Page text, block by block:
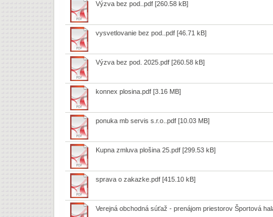
Výzva bez pod..pdf [260.58 kB]
vysvetlovanie bez pod..pdf [46.71 kB]
Výzva bez pod. 2025.pdf [260.58 kB]
konnex plosina.pdf [3.16 MB]
ponuka mb servis s.r.o..pdf [10.03 MB]
Kupna zmluva plošina 25.pdf [299.53 kB]
sprava o zakazke.pdf [415.10 kB]
Verejná obchodná súťaž - prenájom priestorov Športová